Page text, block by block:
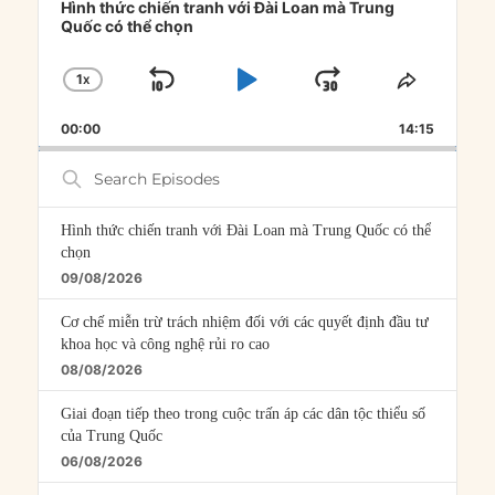
Player
Hình thức chiến tranh với Đài Loan mà Trung
Quốc có thể chọn
CHANGE
RATE
1X
SKIP
PLAYJUMP
FORWARD
SHARE
00:00 14:15
Search
Episodes
Hình thức chiến tranh với Đài Loan mà Trung Quốc có thể
chọn
09/08/2026
Cơ chế miễn trừ trách nhiệm đối với các quyết định đầu tư
khoa học và công nghệ rủi ro cao
08/08/2026
Giai đoạn tiếp theo trong cuộc trấn áp các dân tộc thiểu số
của Trung Quốc
06/08/2026